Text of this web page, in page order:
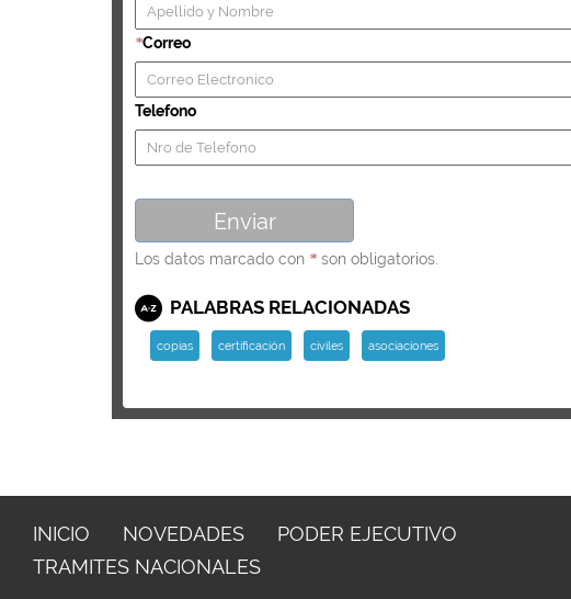
*Correo
Telefono
Los datos marcado con * son obligatorios.
PALABRAS RELACIONADAS
copias certificación civiles asociaciones
INICIO NOVEDADES
PODER EJECUTIVO
TRAMITES NACIONALES